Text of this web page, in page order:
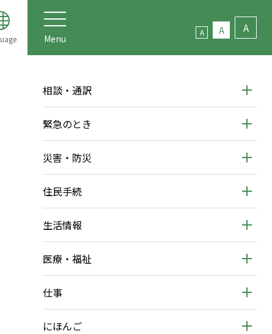
Menu
A A A
相談・通訳
緊急のとき
災害・防災
住民手続
生活情報
医療・福祉
仕事
にほんご